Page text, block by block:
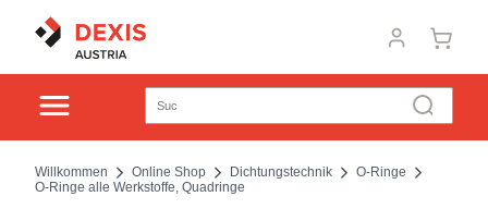
Willkommen Online Shop Dichtungstechnik
O-Ringe
O-Ringe alle Werkstoffe, Quadringe